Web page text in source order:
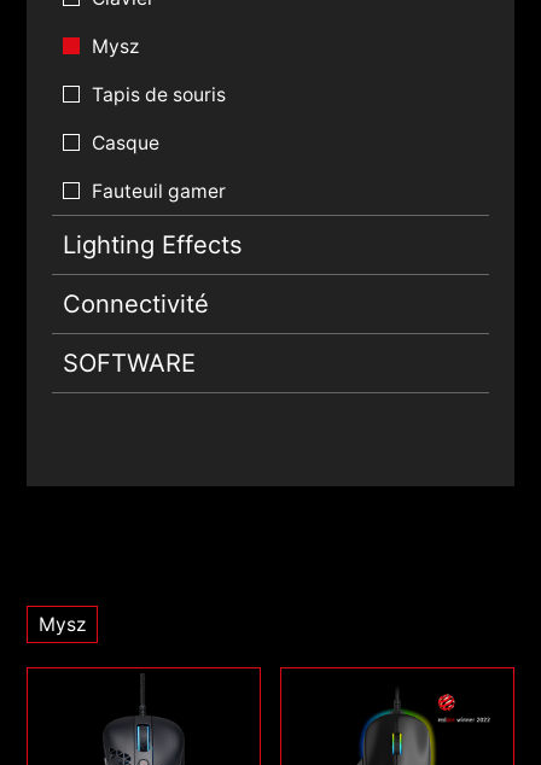
Mysz
Tapis de souris
Casque
Fauteuil gamer
Lighting Effects
Connectivité
SOFTWARE
Mysz